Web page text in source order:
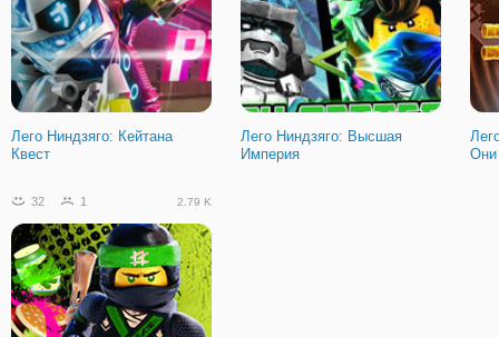
Лего Ниндзяго: Кейтана
Квест
Лего Ниндзяго: Высшая
Империя
Они
32 1 2.79 K